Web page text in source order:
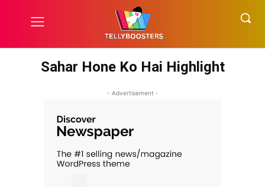
Sahar Hone Ko Hai Highlight
- Advertisement -